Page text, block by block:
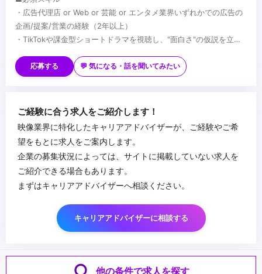
・広告代理店 or Web or 芸能 or エンタメ業界いずれかでの広告の
企画/提案/営業の経験（2年以上）
・TikTokや課金型ショートドラマを視聴し、"面白さ"の仮説を立て
・0からキャッチアップをしながらタスクを遂行する能力
・映像や広告事業における企画経験
・プロジェクトマネジメント業務に携わった経験
・ドラマやテレビ番組の制作に携わった経験
■求める人物像
・他者へのリスペクトを持っている方
・ロマンとロジックを併せ持っている方
・プロ意識/遂行能力が高い方
・仮説をベースに思考し、未知の解決すべき問題を定義しながら解
決する力
・事業全体を理解しようとする姿勢がある方
・ロジカルシンキング能力をお持ちの方
...
応募する 💬 気になる・話を聞いてみたい
ご経験に合う求人をご紹介します！
映像業界に特化したキャリアアドバイザーが、ご経験やご希
望をもとに求人をご案内します。
企業の募集状況によっては、サイトに掲載していない求人を
ご紹介できる場合もあります。
まずはキャリアアドバイザーへ相談ください。
キャリアアドバイザーに相談する
他の条件で求人を探す